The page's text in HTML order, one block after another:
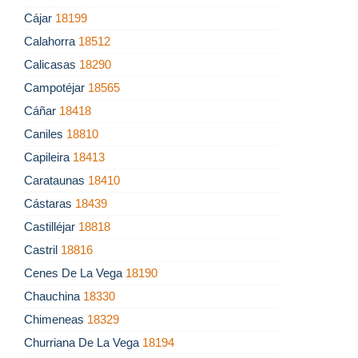
Cájar 18199
Calahorra 18512
Calicasas 18290
Campotéjar 18565
Cáñar 18418
Caniles 18810
Capileira 18413
Carataunas 18410
Cástaras 18439
Castilléjar 18818
Castril 18816
Cenes De La Vega 18190
Chauchina 18330
Chimeneas 18329
Churriana De La Vega 18194